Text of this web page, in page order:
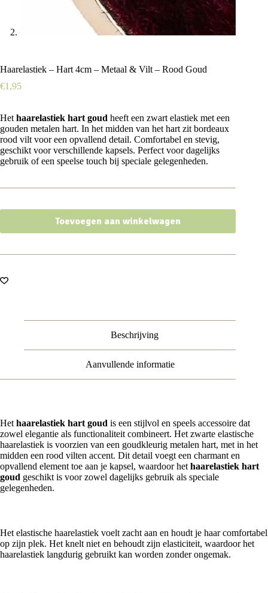
Haarelastiek – Hart 4cm – Metaal & Vilt – Rood Goud
€1,95
Het haarelastiek hart goud heeft een zwart elastiek met een
gouden metalen hart. In het midden van het hart zit bordeaux
rood vilt voor een opvallend detail. Comfortabel en stevig,
geschikt voor verschillende kapsels. Perfect voor dagelijks
gebruik of een speelse touch bij speciale gelegenheden.
Toevoegen aan winkelwagen
Beschrijving
Aanvullende informatie
Het haarelastiek hart goud is een stijlvol en speels accessoire dat
zowel elegantie als functionaliteit combineert. Het zwarte elastische
haarelastiek is voorzien van een goudkleurig metalen hart, met in het
midden een rood vilten accent. Dit detail voegt een charmant en
opvallend element toe aan je kapsel, waardoor het haarelastiek hart
goud geschikt is voor zowel dagelijks gebruik als speciale
gelegenheden.
Het elastische haarelastiek voelt zacht aan en houdt je haar comfortabel
op zijn plek. Het knelt niet en behoudt zijn elasticiteit, waardoor het
haarelastiek langdurig gebruikt kan worden zonder ongemak.